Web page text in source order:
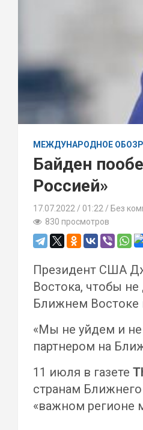
МЕЖДУНАРОДНОЕ
Байден
Россией»
17.07.2022 01:22 / Без
830 просмотров
Президент США
Востока, чтобы
Ближнем Востоке
«Мы не уйдем и не
партнером на
11 июля в газете
странам
«важном регионе